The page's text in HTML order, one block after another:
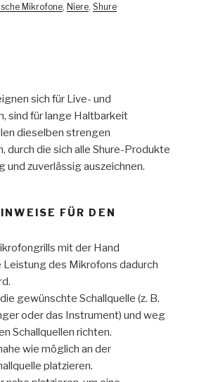
Mikrofone, Niere, Shure
sich für Live- und
sind für lange Haltbarkeit
dieselben strengen
durch die sich alle Shure-Produkte
und zuverlässig auszeichnen.
FÜR DEN
mit der Hand
Leistung des Mikrofons dadurch
gewünschte Schallquelle (z. B.
oder das Instrument) und weg
Schallquellen richten.
wie möglich an der
platzieren.